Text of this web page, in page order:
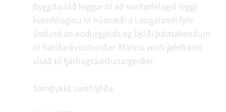
Byggðarráð leggur til að sveitarfélagið leggi
kvenfélaginu til húsnæði á Laugalandi fyrir
ársfund án endurgjalds og bjóði þátttakendum
til hátíðarkvöldverðar. Málinu verði jafnframt
vísað til fjárhagsáætlunargerðar.
Samþykkt samhljóða